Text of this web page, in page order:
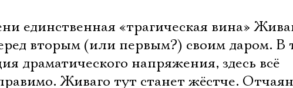
единственная «трагическая вина»
вторым (или первым?) своим даром. В
драматического напряжения, здесь всё
Живаго тут станет жёстче.